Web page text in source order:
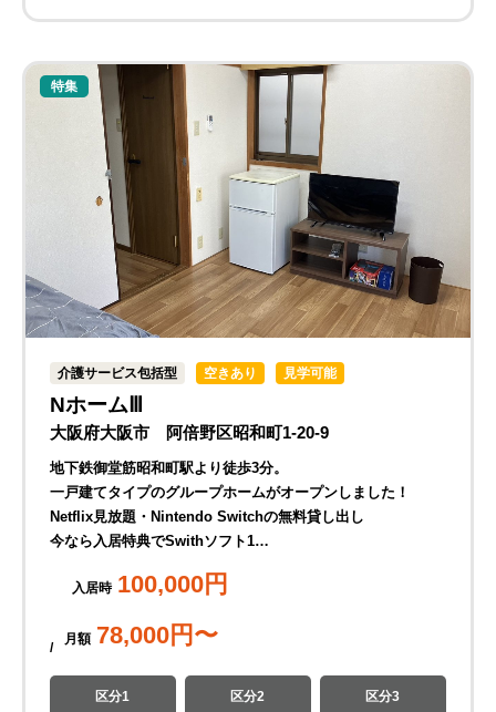
特集
介護サービス包括型 空きあり 見学可能
NホームⅢ
大阪府大阪市 阿倍野区昭和町1-20-9
入居時 100,000円
月 額 78,000円〜
地下鉄御堂筋昭和町駅より徒歩3分。
一戸建てタイプのグループホームがオープンしました！
Netflix見放題・Nintendo Switchの無料貸し出し
今なら入居特典でSwithソフト1…
区分1 区分2 区分3